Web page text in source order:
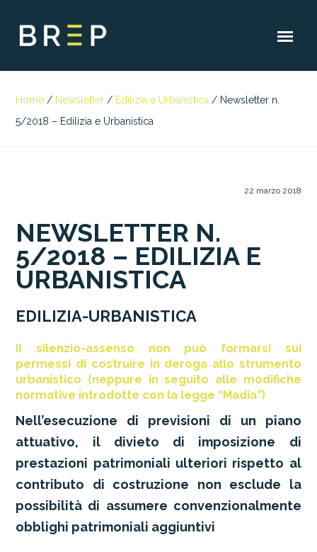
Home / Newsletter / Edilizia e Urbanistica / Newsletter n.
5/2018 – Edilizia e Urbanistica
22 marzo 2018
NEWSLETTER N.
5/2018 – EDILIZIA E
URBANISTICA
EDILIZIA-URBANISTICA
Il silenzio-assenso non può formarsi sui
permessi di costruire in deroga allo strumento
urbanistico (neppure in seguito alle modifiche
normative introdotte con la legge “Madia”)
Nell’esecuzione di previsioni di un piano
attuativo, il divieto di imposizione di
prestazioni patrimoniali ulteriori rispetto al
contributo di costruzione non esclude la
possibilità di assumere convenzionalmente
obblighi patrimoniali aggiuntivi